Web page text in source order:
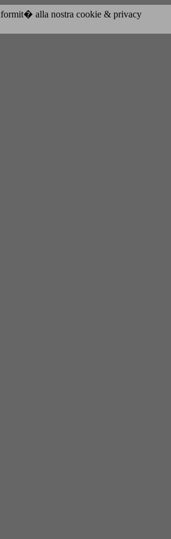
alla nostra cookie & privacy